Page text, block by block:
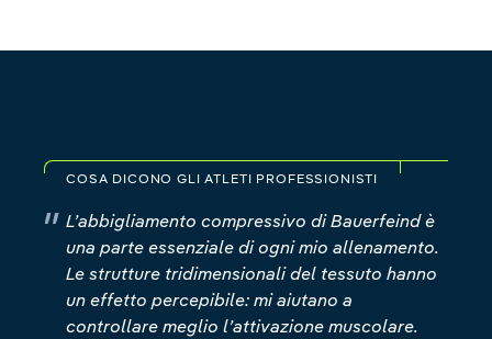
COSA DICONO GLI ATLETI PROFESSIONISTI
L’abbigliamento compressivo di Bauerfeind è
una parte essenziale di ogni mio allenamento.
Le strutture tridimensionali del tessuto hanno
un effetto percepibile: mi aiutano a
controllare meglio l’attivazione muscolare.